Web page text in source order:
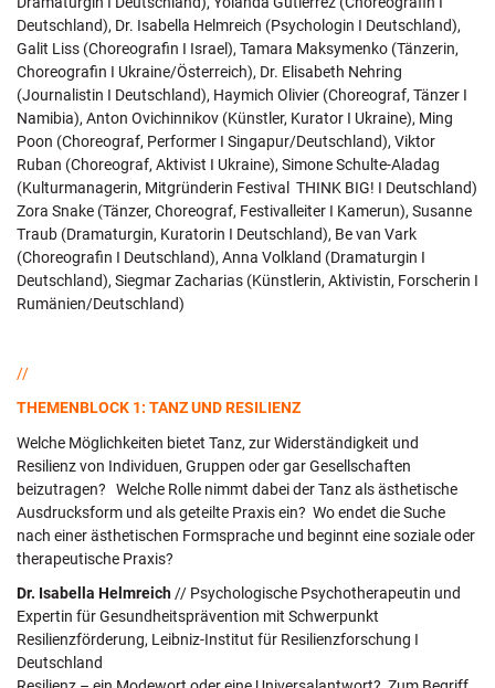
Deutschland), Dr. Isabella Helmreich (Psychologin I Deutschland),
Galit Liss (Choreografin I Israel), Tamara Maksymenko (Tänzerin,
Choreografin I Ukraine/Österreich), Dr. Elisabeth Nehring
(Journalistin I Deutschland), Haymich Olivier (Choreograf, Tänzer I
Namibia), Anton Ovichinnikov (Künstler, Kurator I Ukraine), Ming
Poon (Choreograf, Performer I Singapur/Deutschland), Viktor
Ruban (Choreograf, Aktivist I Ukraine), Simone Schulte-Aladag
(Kulturmanagerin, Mitgründerin Festival THINK BIG! I Deutschland)
Zora Snake (Tänzer, Choreograf, Festivalleiter I Kamerun), Susanne
Traub (Dramaturgin, Kuratorin I Deutschland), Be van Vark
(Choreografin I Deutschland), Anna Volkland (Dramaturgin I
Deutschland), Siegmar Zacharias (Künstlerin, Aktivistin, Forscherin I
Rumänien/Deutschland)
//
THEMENBLOCK 1: TANZ UND RESILIENZ
Welche Möglichkeiten bietet Tanz, zur Widerständigkeit und
Resilienz von Individuen, Gruppen oder gar Gesellschaften
beizutragen? Welche Rolle nimmt dabei der Tanz als ästhetische
Ausdrucksform und als geteilte Praxis ein? Wo endet die Suche
nach einer ästhetischen Formsprache und beginnt eine soziale oder
therapeutische Praxis?
Dr. Isabella Helmreich// Psychologische Psychotherapeutin und
Expertin für Gesundheitsprävention mit Schwerpunkt
Resilienzförderung, Leibniz-Institut für Resilienzforschung I
Deutschland